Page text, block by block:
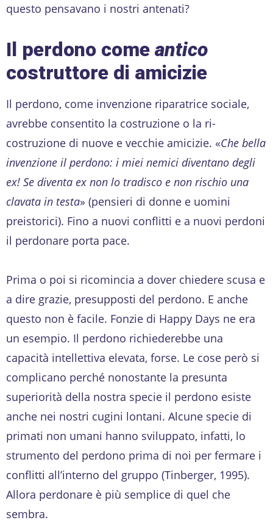
questo pensavano i nostri antenati?
Il perdono come antico
costruttore di amicizie
Il perdono, come invenzione riparatrice sociale,
avrebbe consentito la costruzione o la ri-
costruzione di nuove e vecchie amicizie. «Che bella
invenzione il perdono: i miei nemici diventano degli
ex! Se diventa ex non lo tradisco e non rischio una
clavata in testa» (pensieri di donne e uomini
preistorici). Fino a nuovi conflitti e a nuovi perdoni
il perdonare porta pace.
Prima o poi si ricomincia a dover chiedere scusa e
a dire grazie, presupposti del perdono. E anche
questo non è facile. Fonzie di Happy Days ne era
un esempio. Il perdono richiederebbe una
capacità intellettiva elevata, forse. Le cose però si
complicano perché nonostante la presunta
superiorità della nostra specie il perdono esiste
anche nei nostri cugini lontani. Alcune specie di
primati non umani hanno sviluppato, infatti, lo
strumento del perdono prima di noi per fermare i
conflitti all’interno del gruppo (Tinberger, 1995).
Allora perdonare è più semplice di quel che
sembra.